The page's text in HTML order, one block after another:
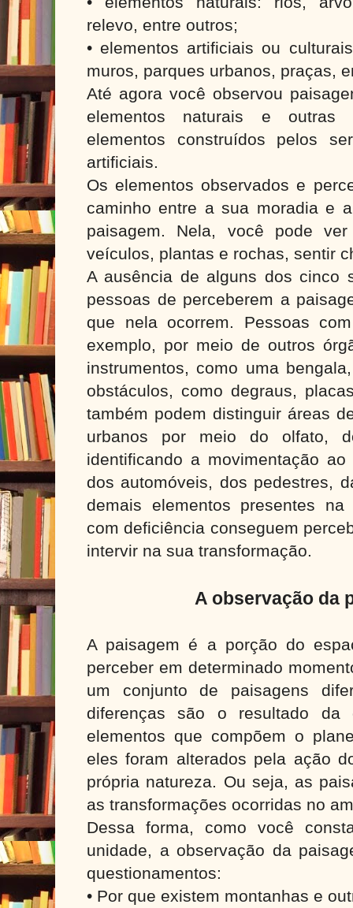
relevo, entre outros;
• elementos artificiais ou
muros, parques urbanos, praças,
Até agora você observou
elementos naturais e outras
elementos construídos pelos
artificiais.
Os elementos observados e
caminho entre a sua moradia e
paisagem. Nela, você pode ver
veículos, plantas e rochas, sentir
A ausência de alguns dos cinco
pessoas de perceberem a
que nela ocorrem. Pessoas
exemplo, por meio de outros
instrumentos, como uma
obstáculos, como degraus,
também podem distinguir áreas
urbanos por meio do olfato,
identificando a movimentação
dos automóveis, dos pedestres,
demais elementos presentes
com deficiência conseguem
intervir na sua transformação.
A observação da
A paisagem é a porção do
perceber em determinado
um conjunto de paisagens
diferenças são o resultado da
elementos que compõem o
eles foram alterados pela ação
própria natureza. Ou seja, as
as transformações ocorridas no
Dessa forma, como você
unidade, a observação da
questionamentos:
• Por que existem montanhas e